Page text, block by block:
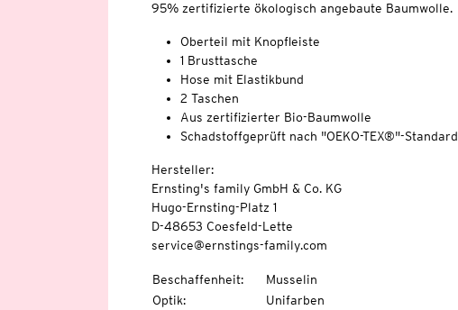
95% zertifizierte ökologisch angebaute Baumwolle.
Oberteil mit Knopfleiste
1 Brusttasche
Hose mit Elastikbund
2 Taschen
Aus zertifizierter Bio-Baumwolle
Schadstoffgeprüft nach "OEKO-TEX®"-Standard
Hersteller:
Ernsting's family GmbH & Co. KG
Hugo-Ernsting-Platz 1
D-48653 Coesfeld-Lette
service@ernstings-family.com
Beschaffenheit:
Musselin
Optik: Unifarben